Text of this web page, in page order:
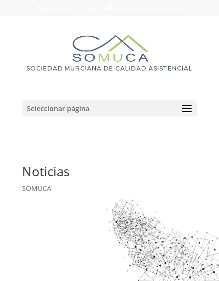
SOCIEDAD MURCIANA DE CALIDAD ASISTENCIAL
Seleccionar página
Noticias
SOMUCA